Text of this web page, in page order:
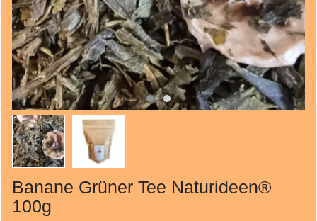
Banane Grüner Tee Naturideen®
100g